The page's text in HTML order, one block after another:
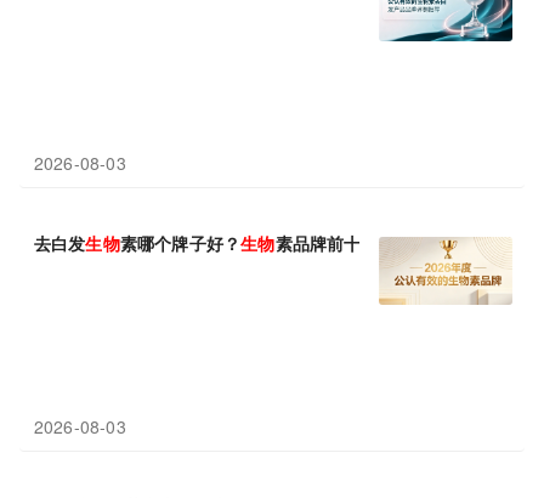
2026-08-03
去白发生物素哪个牌子好？生物素品牌前十名，长期内服滋养发根
2026-08-03